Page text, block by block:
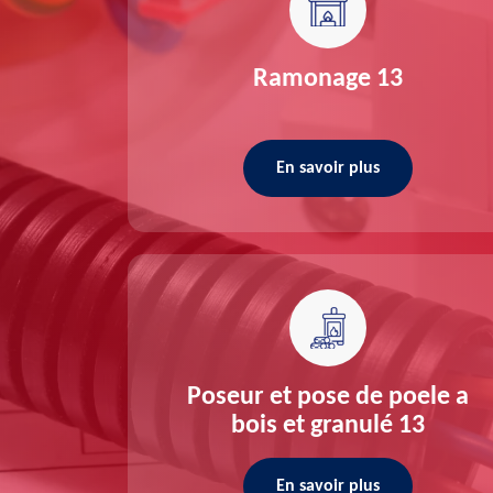
13
13
Ramonage 13
En savoir plus
Poseur et pose de poele a
bois et granulé 13
En savoir plus